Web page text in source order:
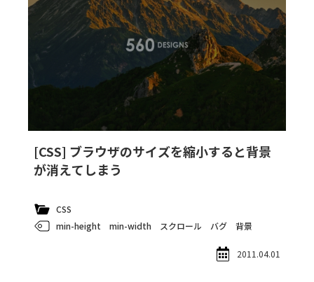
[CSS] ブラウザのサイズを縮小すると背景
が消えてしまう
CSS
min-height
min-width スクロール バグ 背景
2011.04.01